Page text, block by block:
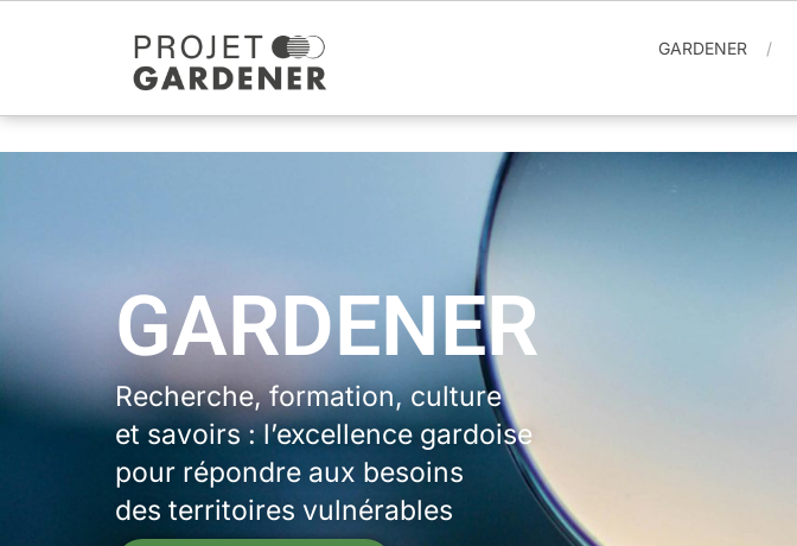
GARDENER
GARDENER
Recherche, formation, culture
et savoirs : l’excellence gardoise
pour répondre aux besoins
des territoires vulnérables